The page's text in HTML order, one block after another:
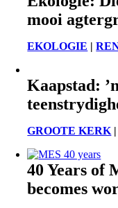
mooi
EKOLOGIE |
Kaapstad:
GROOTE KERK
40 Years of
becomes